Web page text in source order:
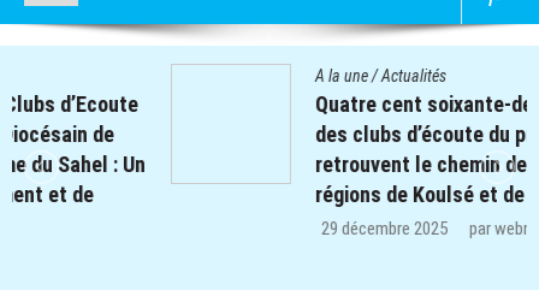
Quatre cent soixante-deux (462) enfants
des clubs d’écoute du projet REPERE
retrouvent le chemin de l’école dans les
régions de Koulsé et de Yaadga.
parwebmaster